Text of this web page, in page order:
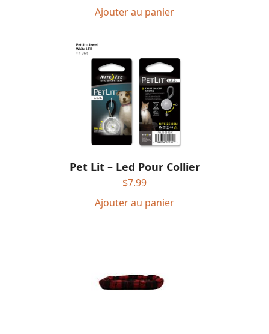
Ajouter au panier
Pet Lit – Led Pour Collier
$7.99
Ajouter au panier